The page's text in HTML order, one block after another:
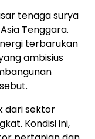
tenaga surya
Tenggara.
terbarukan
ambisius
dari sektor
Kondisi ini,